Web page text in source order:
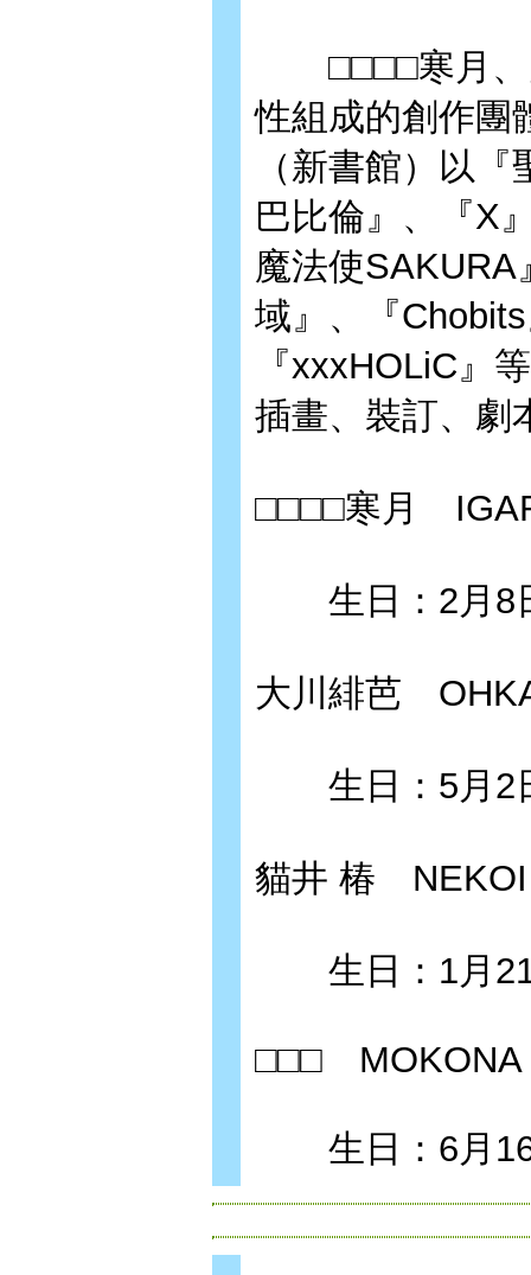
□□□□寒月、
性組成的創作團
（新書館）以
巴比倫』、『X
魔法使
域』、『
『xxxHOLiC』
插畫、裝訂、劇
□□□□寒月
生日：2月8
大川緋芭
生日：5月2
貓井 椿 NEKOI
生日：1月21
□□□ MOKONA
生日：6月16